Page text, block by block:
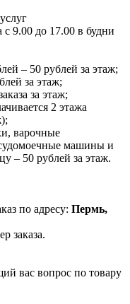
с 9.00 до 17.00 в будни
– 50 рублей за этаж;
за этаж;
за этаж;
2 этажа
варочные
машины и
– 50 рублей за этаж.
по адресу: Пермь,
заказа.
вас вопрос по товару